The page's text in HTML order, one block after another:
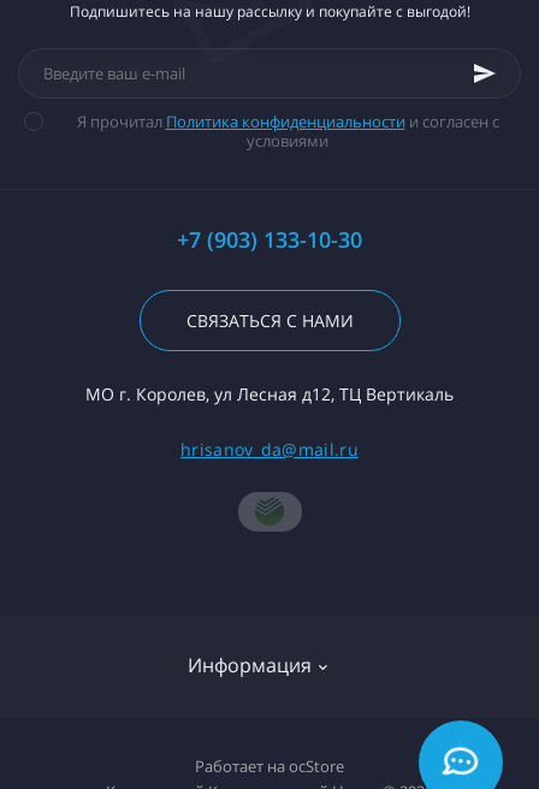
Подпишитесь на нашу рассылку и покупайте с выгодой!
Я прочитал Политика конфиденциальности и согласен с
условиями
+7 (903) 133-10-30
СВЯЗАТЬСЯ С НАМИ
МО г. Королев, ул Лесная д12, ТЦ Вертикаль
hrisanov_da@mail.ru
Информация
О компании
Работает на ocStore